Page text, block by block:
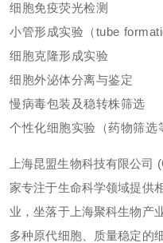
细胞免疫荧光检测
小管形成实验（tube
细胞克隆形成实验
细胞外泌体分离与鉴定
慢病毒包装及稳转株筛选
个性化细胞实验（药物筛选
上海昆盟生物科技有限公司
家专注于生命科学领域提供
业，坐落于上海聚科生物产
多种原代细胞、质量稳定的